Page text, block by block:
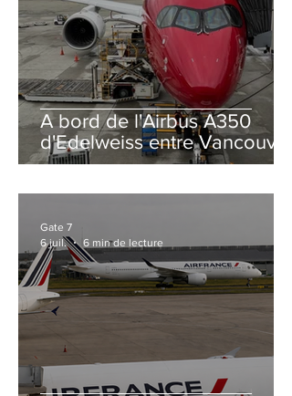
A bord de l'Airbus A350
d'Edelweiss entre Vancouver
et Zurich
Gate 7
6 juil.
6 min de lecture